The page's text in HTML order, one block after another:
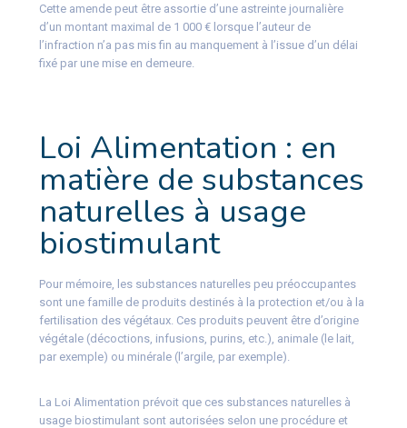
Cette amende peut être assortie d’une astreinte journalière
d’un montant maximal de 1 000 € lorsque l’auteur de
l’infraction n’a pas mis fin au manquement à l’issue d’un délai
fixé par une mise en demeure.
Loi Alimentation : en
matière de substances
naturelles à usage
biostimulant
Pour mémoire, les substances naturelles peu préoccupantes
sont une famille de produits destinés à la protection et/ou à la
fertilisation des végétaux. Ces produits peuvent être d’origine
végétale (décoctions, infusions, purins, etc.), animale (le lait,
par exemple) ou minérale (l’argile, par exemple).
La Loi Alimentation prévoit que ces substances naturelles à
usage biostimulant sont autorisées selon une procédure et